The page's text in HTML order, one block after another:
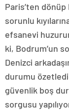
Paris’ten
sorunlu
efsanevi
ki, Bodrum’un
Denizci
durumu
güvenlik boş
sorgusu